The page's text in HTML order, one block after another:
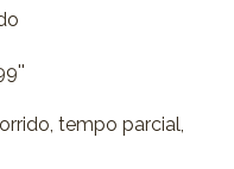
tempo parcial,